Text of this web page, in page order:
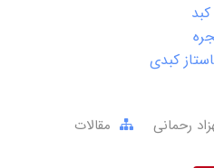
کبدی
رحمانی مقالات